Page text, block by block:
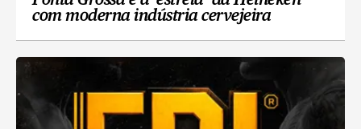
com moderna indústria cervejeira